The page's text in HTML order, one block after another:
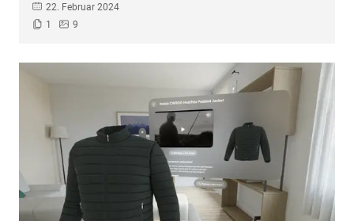
22. Februar 2024
1
9